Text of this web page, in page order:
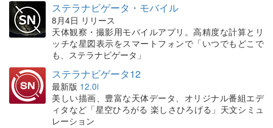
ステラナビゲータ・モバイル
8月4日 リリース
天体観察・撮影用モバイルアプリ。高精度な計算とリ
ッチな星図表示をスマートフォンで「いつでもどこで
も、ステラナビゲータ」
ステラナビゲータ12
最新版 12.0i
美しい描画、豊富な天体データ、オリジナル番組エデ
ィタなど「星空ひろがる 楽しさひろげる」天文シミュ
レーション